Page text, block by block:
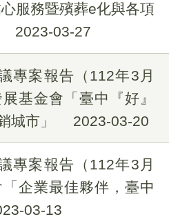
服務暨殯葬e化與各項
2023-03-27
專案報告（112年3月
基金會「臺中『好』
城市」
2023-03-20
專案報告（112年3月
企業最佳夥伴，臺中
03-13